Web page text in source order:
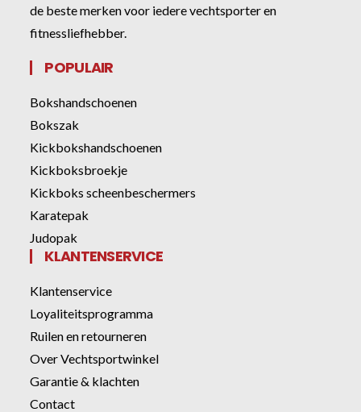
de beste merken voor iedere vechtsporter en
fitnessliefhebber.
POPULAIR
Bokshandschoenen
Bokszak
Kickbokshandschoenen
Kickboksbroekje
Kickboks scheenbeschermers
Karatepak
Judopak
KLANTENSERVICE
Klantenservice
Loyaliteitsprogramma
Ruilen en retourneren
Over Vechtsportwinkel
Garantie & klachten
Contact